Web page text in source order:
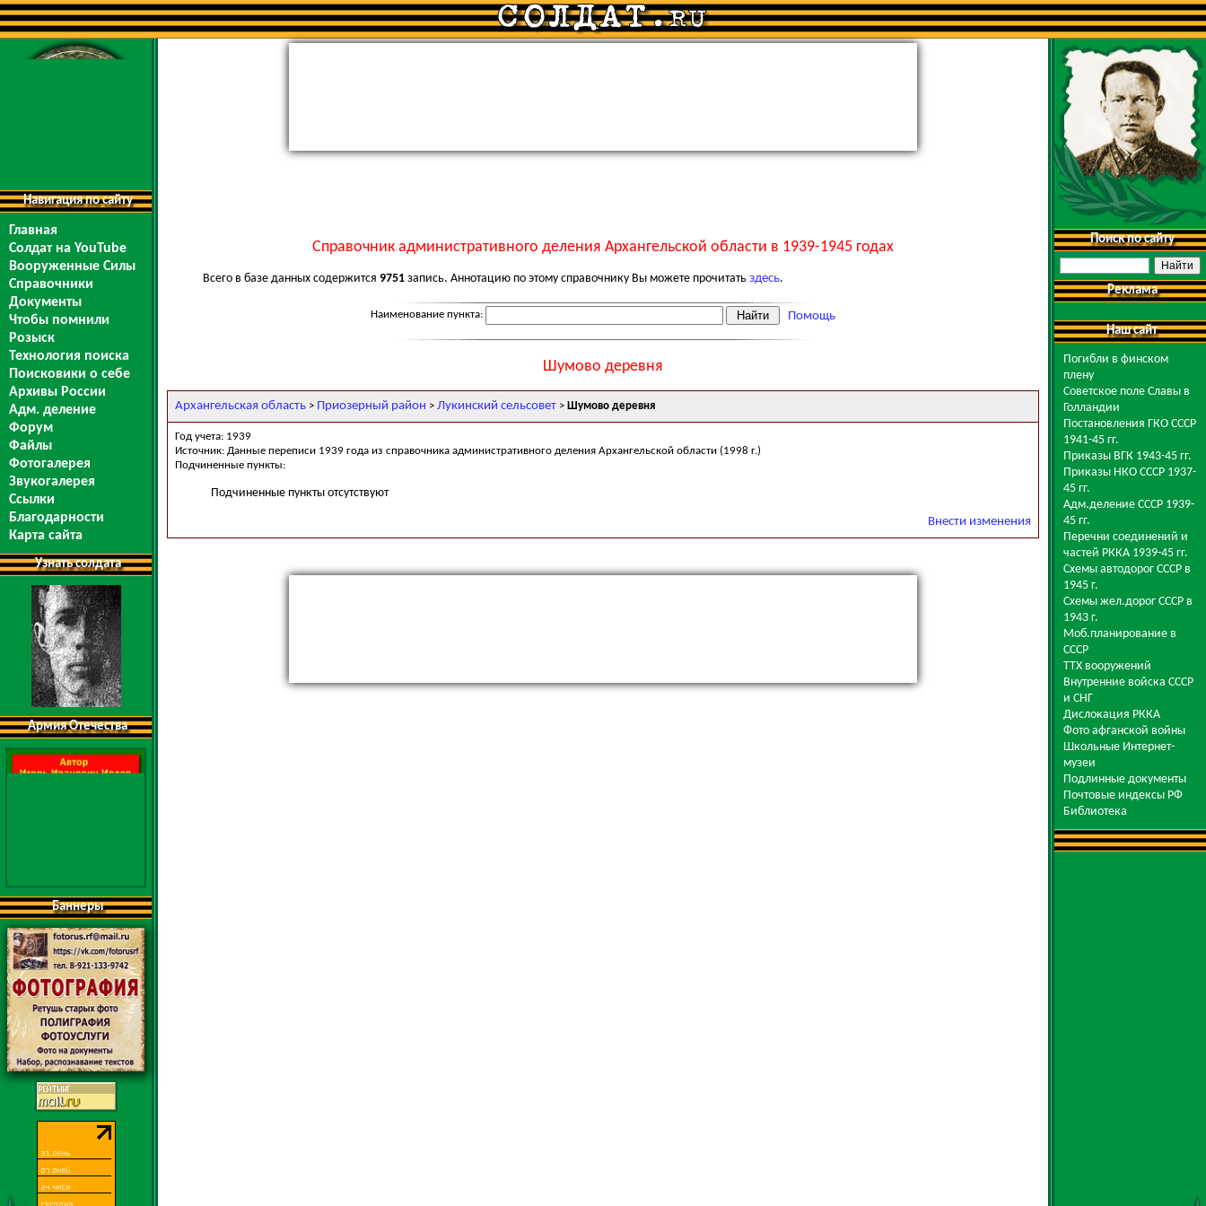
Навигация по сайту
Главная
Солдат на YouTube
Вооруженные Силы
Справочники
Документы
Чтобы помнили
Розыск
Технология поиска
Поисковики о себе
Архивы России
Адм. деление
Форум
Файлы
Фотогалерея
Звукогалерея
Ссылки
Благодарности
Карта сайта
Узнать солдата
Армия Отечества
Баннеры
Справочник административного деления Архангельской области в 1939-1945 годах
Всего в базе данных содержится 9751 запись. Аннотацию по этому справочнику Вы можете прочитать здесь.
Наименование пункта: Помощь
Шумово деревня
Архангельская область > Приозерный район > Лукинский сельсовет > Шумово деревня
Год учета: 1939
Источник: Данные переписи 1939 года из справочника административного деления Архангельской области (1998 г.)
Подчиненные пункты:
Подчиненные пункты отсутствуют
Внести изменения
Поиск по сайту
Реклама
Наш сайт
Погибли в финском
плену
Советское поле Славы в
Голландии
Постановления ГКО СССР
1941-45 гг.
Приказы ВГК 1943-45 гг.
Приказы НКО СССР 1937-
45 гг.
Адм.деление СССР 1939-
45 гг.
Перечни соединений и
частей РККА 1939-45 гг.
Схемы автодорог СССР в
1945 г.
Схемы жел.дорог СССР в
1943 г.
Моб.планирование в
СССР
ТТХ вооружений
Внутренние войска СССР
и СНГ
Дислокация РККА
Фото афганской войны
Школьные Интернет-
музеи
Подлинные документы
Почтовые индексы РФ
Библиотека